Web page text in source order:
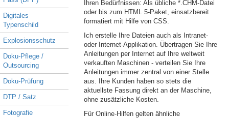
Digitales
Typenschild
Explosionsschutz
Doku-Pflege /
Outsourcing
Doku-Prüfung
DTP / Satz
Fotografie
Ihren Bedürfnissen: Als übliche *.CHM-Datei
oder bis zum HTML 5-Paket, einsatzbereit
formatiert mit Hilfe von CSS.
Ich erstelle Ihre Dateien auch als Intranet-
oder Internet-Applikation. Übertragen Sie Ihre
Anleitungen per Internet auf Ihre weltweit
verkauften Maschinen - verteilen Sie Ihre
Anleitungen immer zentral von einer Stelle
aus. Ihre Kunden haben so stets die
aktuellste Fassung direkt an der Maschine,
ohne zusätzliche Kosten.
Für Online-Hilfen gelten ähnliche